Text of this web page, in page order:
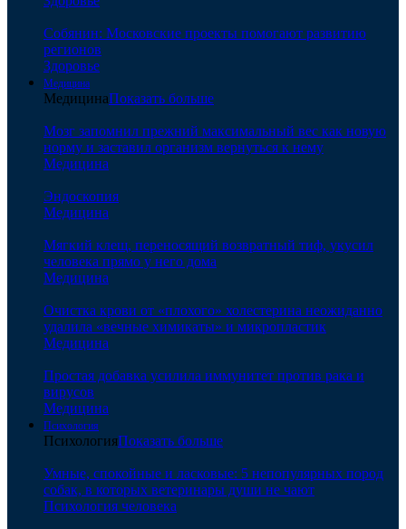
Собянин: Московские проекты помогают развитию
регионов
Здоровье
Медицина
МедицинаПоказать больше
Мозг запомнил прежний максимальный вес как новую
норму и заставил организм вернуться к нему
Медицина
Эндоскопия
Медицина
Мягкий клещ, переносящий возвратный тиф, укусил
человека прямо у него дома
Медицина
Очистка крови от «плохого» холестерина неожиданно
удалила «вечные химикаты» и микропластик
Медицина
Простая добавка усилила иммунитет против рака и
вирусов
Медицина
Психология
ПсихологияПоказать больше
Умные, спокойные и ласковые: 5 непопулярных пород
собак, в которых ветеринары души не чают
Психология человека